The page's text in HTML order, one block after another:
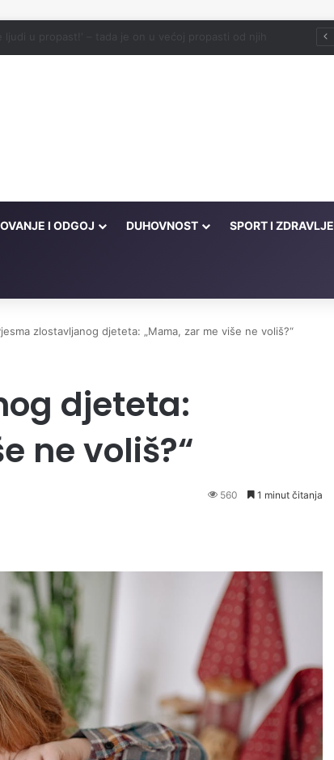
I ODGOJ DUHOVNOST SPORT I ZDRAVLJE
zlostavljanog djeteta: „Mama, zar me više ne voliš?“
djeteta:
ne voliš?“
560 1 minut čitanja